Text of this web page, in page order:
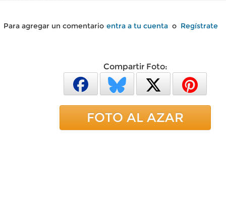
Para agregar un comentario entra a tu cuenta o Regístrate
Compartir Foto:
FOTO AL AZAR